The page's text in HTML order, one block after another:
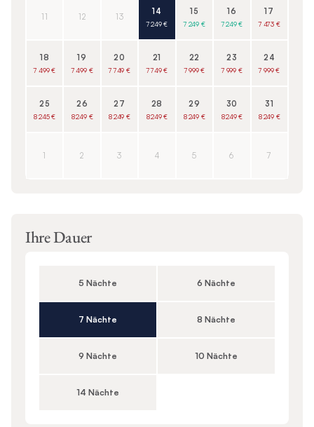
11 12 13
14
7 249 €
15
7 249 €
16
7 249 €
17
7 473 €
18
7 499 €
19
7 499 €
20
7 749 €
21
7 749 €
22
7 999 €
23
7 999 €
24
7 999 €
25
8 245 €
26
8 249 €
27
8 249 €
28
8 249 €
29
8 249 €
30
8 249 €
31
8 249 €
1 2 3 4 5 6 7
Ihre Dauer
5 Nächte 6 Nächte
7 Nächte 8 Nächte
9 Nächte 10 Nächte
14 Nächte